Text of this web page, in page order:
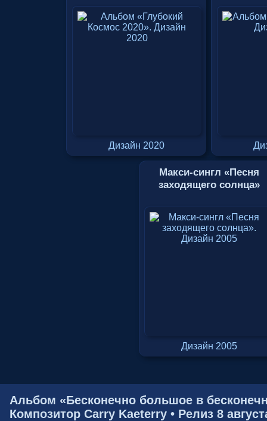
Дизайн 2020
Макси-сингл «Песня
заходящего солнца»
Дизайн 2005
Альбом «Бесконечно большое в
Композитор Carry Kaeterry • Релиз 8